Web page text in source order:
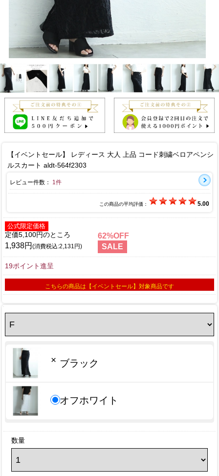
【イベントセール】 レディース 大人 上品 コード刺繍ベロアペンシ
ルスカート aldt-564f2303
レビュー件数： 1件
この商品の平均評価： 5.00
公式限定価格
定価5,100円
1,938円 (消費税込:2,131円)
62
SALE
19ポイント進呈
こちらの商品は【イベントセール】対象商品です
× ブラック
オフホワイト
数量